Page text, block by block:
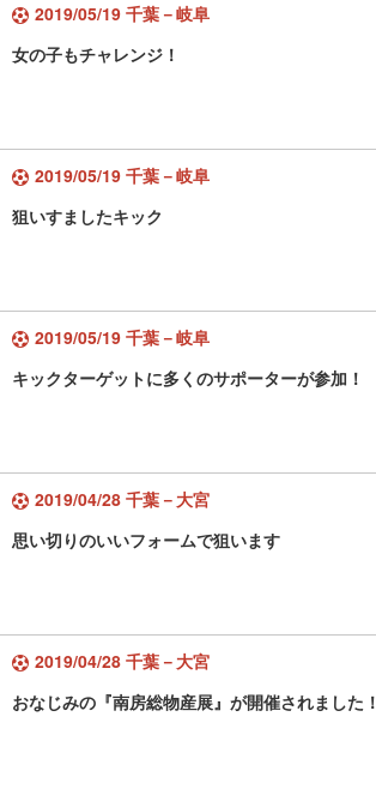
2019/05/19 千葉－岐阜
女の子もチャレンジ！
2019/05/19 千葉－岐阜
狙いすましたキック
2019/05/19 千葉－岐阜
キックターゲットに多くのサポーターが参加！
2019/04/28 千葉－大宮
思い切りのいいフォームで狙います
2019/04/28 千葉－大宮
おなじみの『南房総物産展』が開催されました！